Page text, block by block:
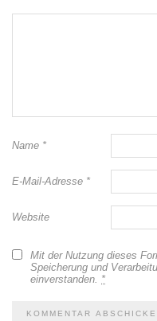
Name *
E-Mail-Adresse *
Website
Mit der Nutzung dieses
Speicherung und
einverstanden. *